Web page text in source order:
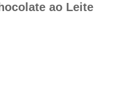
ao Leite